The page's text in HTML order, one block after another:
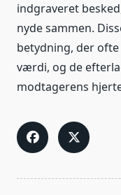
indgraveret
nyde sammen.
betydning, der
værdi, og de
modtagerens